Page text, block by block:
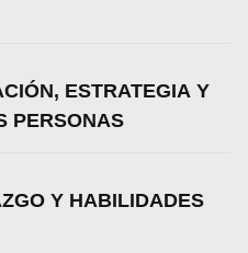
ESTRATEGIA Y
PERSONAS
Y HABILIDADES